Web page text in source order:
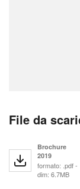
File da
Brochure
2019
formato: .pdf -
dim: 6.7MB